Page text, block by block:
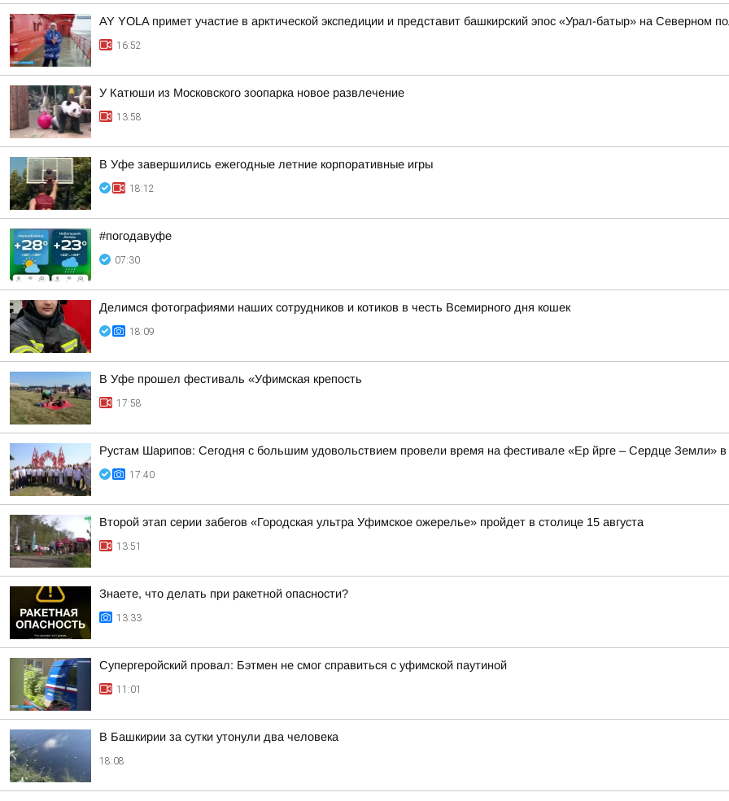
AY YOLA примет участие в арктической экспедиции и представит башкирский эпос «Урал-батыр» на Северном
16:52
У Катюши из Московского зоопарка новое развлечение
13:58
В Уфе завершились ежегодные летние корпоративные игры
18:12
#погодавуфе
07:30
Делимся фотографиями наших сотрудников и котиков в честь Всемирного дня кошек
18:09
В Уфе прошел фестиваль «Уфимская крепость
17:58
Рустам Шарипов: Сегодня с большим удовольствием провели время на фестивале «Ер йрге – Сердце Земли» в
17:40
Второй этап серии забегов «Городская ультра Уфимское ожерелье» пройдет в столице 15 августа
13:51
Знаете, что делать при ракетной опасности?
13:33
Супергеройский провал: Бэтмен не смог справиться с уфимской паутиной
11:01
В Башкирии за сутки утонули два человека
18:08